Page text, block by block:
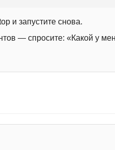
и запустите снова.
— спросите: «Какой у